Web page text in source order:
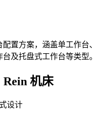
置方案，涵盖单工作台、
及托盘式工作台等类型。
机床
设计